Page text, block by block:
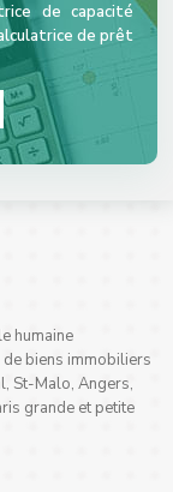
de capacité
de prêt
humaine
biens immobiliers
St-Malo, Angers,
grande et petite